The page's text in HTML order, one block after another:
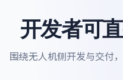
开发者可
围绕无人机侧开发与交付